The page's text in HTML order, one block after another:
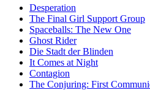
Desperation
The Final Girl Support Group
Spaceballs: The New One
Ghost Rider
Die Stadt der Blinden
It Comes at Night
Contagion
The Conjuring: First